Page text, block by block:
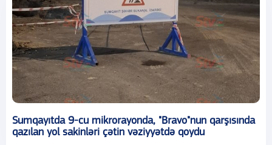
Sumqayıtda 9-cu mikrorayonda, "Bravo"nun qarşısında
qazılan yol sakinləri çətin vəziyyətdə qoydu